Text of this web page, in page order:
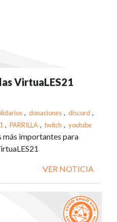
VirtuaLES21
, donaciones , discord ,
, PARRILLA , twitch , youtube
más importantes para
VER NOTICIA